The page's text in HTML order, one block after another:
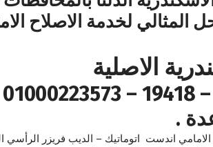
لخدمة الاصلاح
الاصلية
.
18 قدم ، 22 قدم ، 24 قدم – الغسالات التحميل الامامي اندست اتوماتيك – الديب